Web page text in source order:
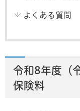
よくある質問
令和8年度（
保険料